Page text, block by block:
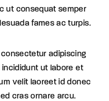
ut consequat semper
fames ac turpis.
consectetur adipiscing
ut labore et
velit laoreet id donec
cras ornare arcu.